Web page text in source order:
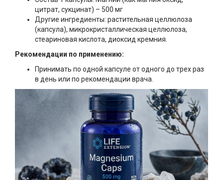
цитрат, сукцинат) – 500 мг
Другие ингредиенты: растительная целлюлоза
(капсула), микрокристаллическая целлюлоза,
стеариновая кислота, диоксид кремния.
Рекомендации по применению:
Принимать по одной капсуле от одного до трех раз
в день или по рекомендации врача.